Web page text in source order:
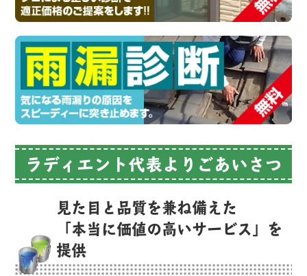
ラディエント代表よりごあいさつ
見た目と品質を兼ね備えた
「本当に価値の高いサービス」を
提供